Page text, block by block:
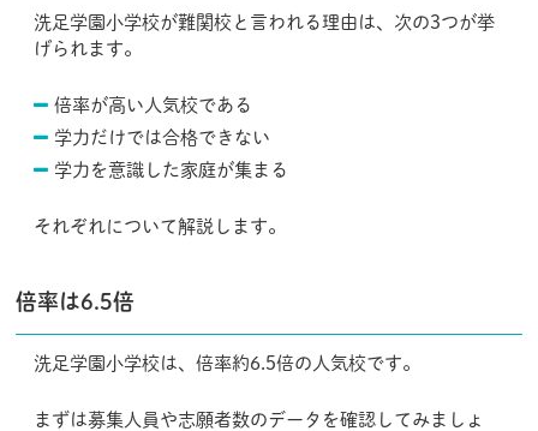
洗足学園小学校が難関校と言われる理由は、次の3つが挙
げられます。
倍率が高い人気校である
学力だけでは合格できない
学力を意識した家庭が集まる
それぞれについて解説します。
倍率は6.5倍
洗足学園小学校は、倍率約6.5倍の人気校です。
まずは募集人員や志願者数のデータを確認してみましょ